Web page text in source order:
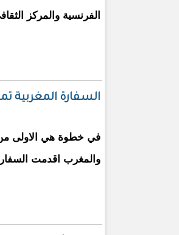
الفرنسية والمركز
السفارة المغربية
في خطوة هي الاولى من
والمغرب اقدمت